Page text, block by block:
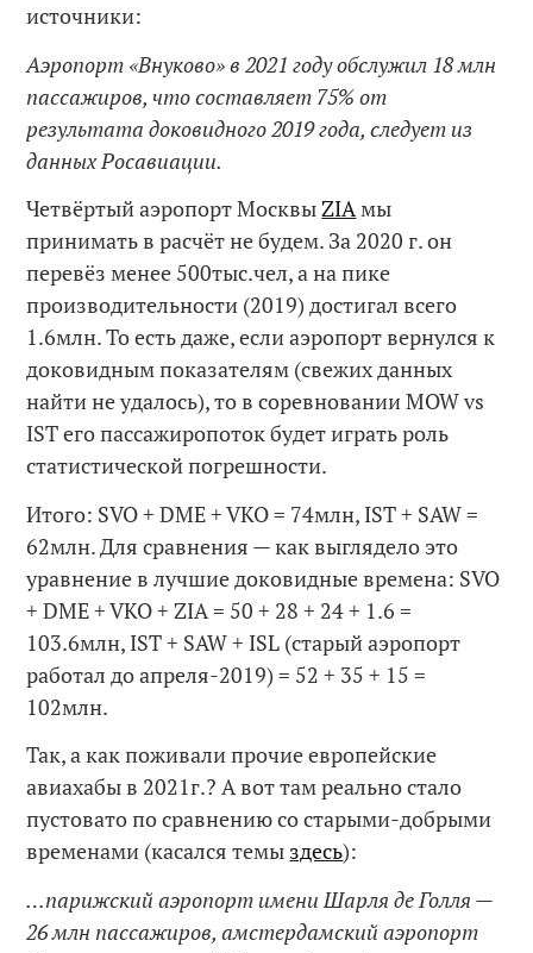
источники:
Аэропорт «Внуково» в 2021 году обслужил 18 млн
пассажиров, что составляет 75% от
результата доковидного 2019 года, следует из
данных Росавиации.
Четвёртый аэропорт МосквыZIAмы
принимать в расчёт не будем. За 2020 г. он
перевёз менее 500тыс.чел, а на пике
производительности (2019) достигал всего
1.6млн. То есть даже, если аэропорт вернулся к
доковидным показателям (свежих данных
найти не удалось), то в соревновании MOW vs
IST его пассажиропоток будет играть роль
статистической погрешности.
Итого: SVO + DME + VKO = 74млн, IST + SAW =
62млн. Для сравнения — как выглядело это
уравнение в лучшие доковидные времена: SVO
+ DME + VKO + ZIA = 50 + 28 + 24 + 1.6 =
103.6млн, IST + SAW + ISL (старый аэропорт
работал до апреля-2019) = 52 + 35 + 15 =
102млн.
Так, а как поживали прочие европейские
авиахабы в 2021г.? А вот там реально стало
пустовато по сравнению со старыми-добрыми
временами (касался темы здесь):
…парижский аэропорт имени Шарля де Голля —
26 млн пассажиров, амстердамский аэропорт